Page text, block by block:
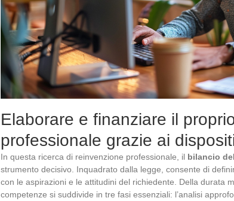
Elaborare e finanziare il
professionale grazie ai
In questa ricerca di reinvenzione professionale, il bilancio
strumento decisivo. Inquadrato dalla legge, consente di
con le aspirazioni e le attitudini del richiedente. Della durata
competenze si suddivide in tre fasi essenziali: l’analisi